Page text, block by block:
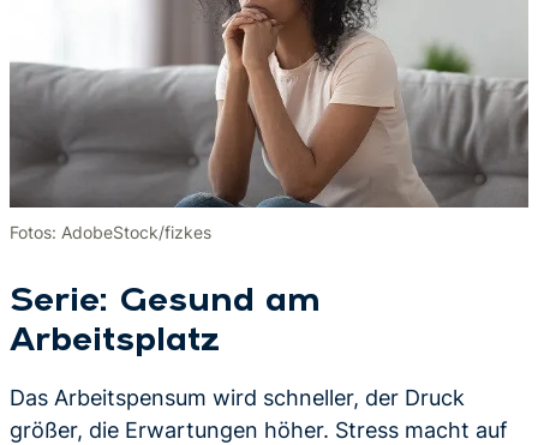
Fotos: AdobeStock/fizkes
Serie: Gesund am
Arbeitsplatz
Das Arbeitspensum wird schneller, der Druck
größer, die Erwartungen höher. Stress macht auf